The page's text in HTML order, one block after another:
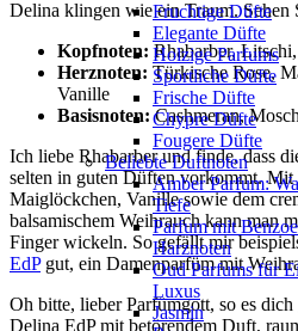
Fruchtige Düfte
Elegante Düfte
Holzige Parfums
Sportliche Düfte
Frische Düfte
Chypre Düfte
Fougere Düfte
Beliebte Duftnoten
Amber Parfum:
Tiefe
Parfum mit
Harznoten
Oud Parfums für
Luxus
Jasmin
Delina klingen wie ein Traum. Sehen
Kopfnoten: Rhabarber,
Herznoten: Türkische Rose,
Vanille
Basisnoten:Cashmeran,
Ich liebe Rhabarber und finde, dass
selten in guten Düften vorkommt.
Maiglöckchen, Vanille sowie dem
balsamischem Weihrauch kann man
Finger wickeln. So gefällt mir
EdPgut, ein Damenparfüm mit
Oh bitte, lieber Parfümgott, so es
Delina EdP mit betörendem Duft,